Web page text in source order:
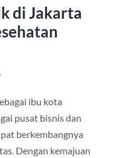
di Jakarta
ibu kota
pusat bisnis dan
berkembangnya
Dengan kemajuan